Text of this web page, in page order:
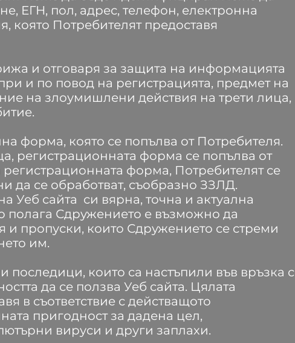
ЕГН, пол, адрес, телефон, електронна
която Потребителят предоставя
и отговаря за защита на информацията
и по повод на регистрацията, предмет на
на злоумишлени действия на трети лица,
форма, която се попълва от Потребителя.
регистрационната форма се попълва от
форма, Потребителят се
да се обработват, съобразно ЗЗЛД.
Уеб сайта си вярна, точна и актуална
полага Сдружението е възможно да
и пропуски, които Сдружението се стреми
им.
последици, които са настъпили във връзка с
да се ползва Уеб сайта. Цялата
в съответствие с действащото
пригодност за дадена цел,
вируси и други заплахи.